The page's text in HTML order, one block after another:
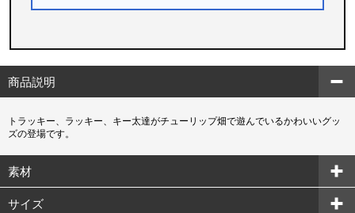
商品説明
トラッキー、ラッキー、キー太達がチューリップ畑で遊んでいるかわいいグッ
ズの登場です。
素材
サイズ